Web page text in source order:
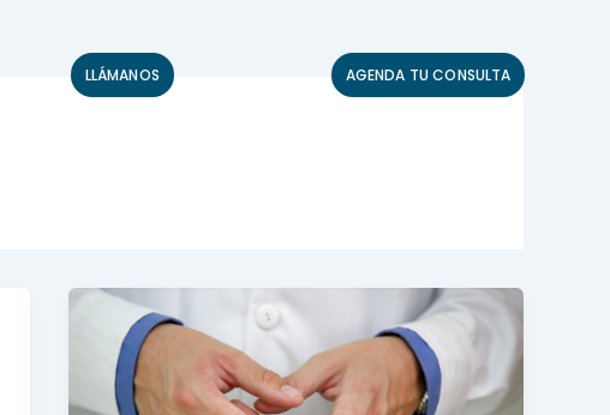
LLÁMANOS AGENDA TU CONSULTA